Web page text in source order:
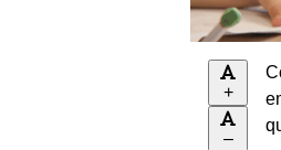
+
–